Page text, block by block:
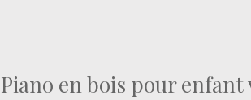
Piano en bois pour